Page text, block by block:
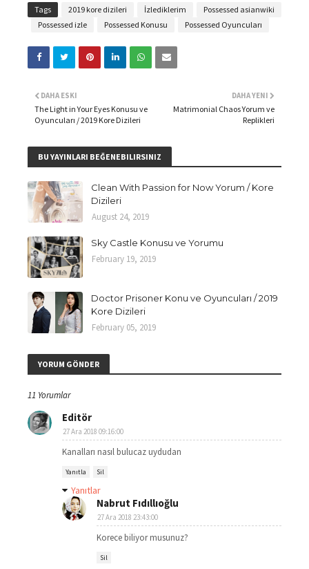
Tags 2019 kore dizileri İzlediklerim
Possessed asianwiki
Possessed izle
Possessed Konusu Possessed Oyuncuları
DAHA YENI
Matrimonial Chaos Yorum ve
Replikleri
DAHA ESKI
The Light in Your Eyes Konusu ve
Oyuncuları / 2019 Kore Dizileri
BU YAYINLARI BEĞENEBILIRSINIZ
Clean With Passion for Now Yorum / Kore
Dizileri
August 24, 2019
Sky Castle Konusu ve Yorumu
February 19, 2019
Doctor Prisoner Konu ve Oyuncuları / 2019
Kore Dizileri
February 05, 2019
YORUM GÖNDER
11 Yorumlar
Editör
27 Ara 2018 09:16:00
Kanalları nasıl bulucaz uydudan
Yanıtla Sil
Yanıtlar
Nabrut Fıdıllıoğlu
27 Ara 2018 23:43:00
Korece biliyor musunuz?
Sil